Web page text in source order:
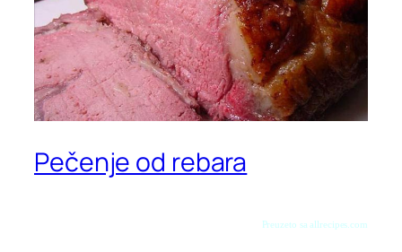
Pečenje od rebara
Preuzeto sa allrecipes.com